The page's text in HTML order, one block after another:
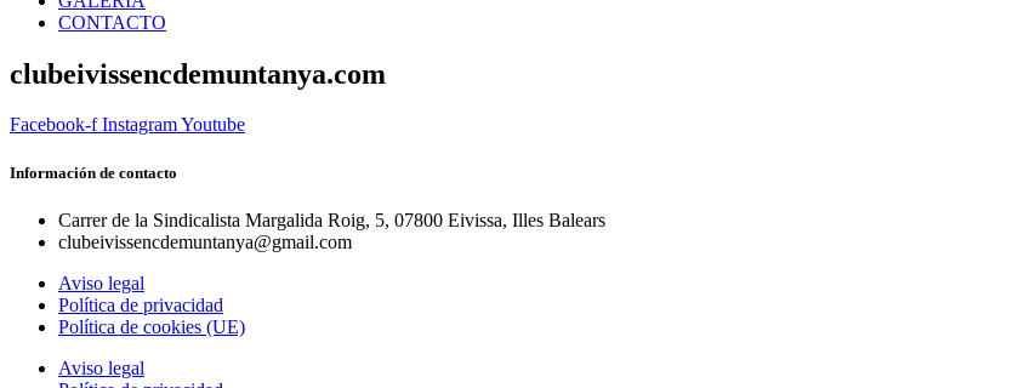
CONTACTO
clubeivissencdemuntanya.com
Facebook-f InstagramYoutube
Información de contacto
Carrer de la Sindicalista Margalida Roig, 5, 07800 Eivissa, Illes Balears
clubeivissencdemuntanya@gmail.com
Aviso legal
Política de privacidad
Política de cookies (UE)
Aviso legal